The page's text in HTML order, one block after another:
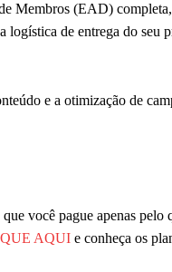
Membros (EAD)
logística de entrega do seu
e a otimização de
você pague apenas pelo
AQUI e conheça os